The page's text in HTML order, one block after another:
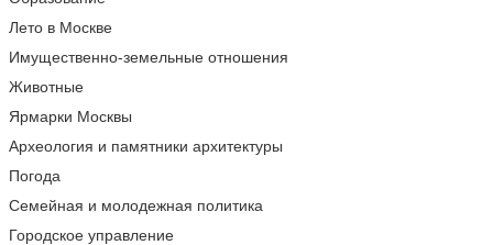
Лето в Москве
Имущественно-земельные отношения
Животные
Ярмарки Москвы
Археология и памятники архитектуры
Погода
Семейная и молодежная политика
Городское управление